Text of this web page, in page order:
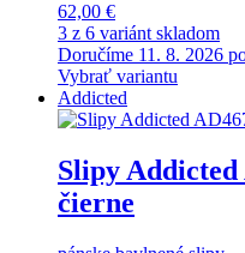
62,00 €
3 z 6 variánt skladom
Doručíme 11. 8. 2026
Vybrať variantu
Addicted
Slipy
čierne